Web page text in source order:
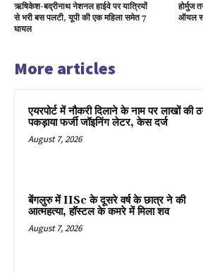
ऋषिकेश-बद्रीनाथ नेशनल हाईवे पर यात्रियों
से भरी बस पलटी, यूपी की एक महिला समेत 7
घायल
होर्मुज
ऑयल
More articles
एयरपोर्ट में नौकरी दिलाने के नाम पर लाखों की
पकड़ाया फर्जी जॉइनिंग लेटर, केस दर्ज
August 7, 2026
बेंगलुरु में IISc के दूसरे वर्ष के छात्र ने की
आत्महत्या, हॉस्टल के कमरे में मिला शव
August 7, 2026